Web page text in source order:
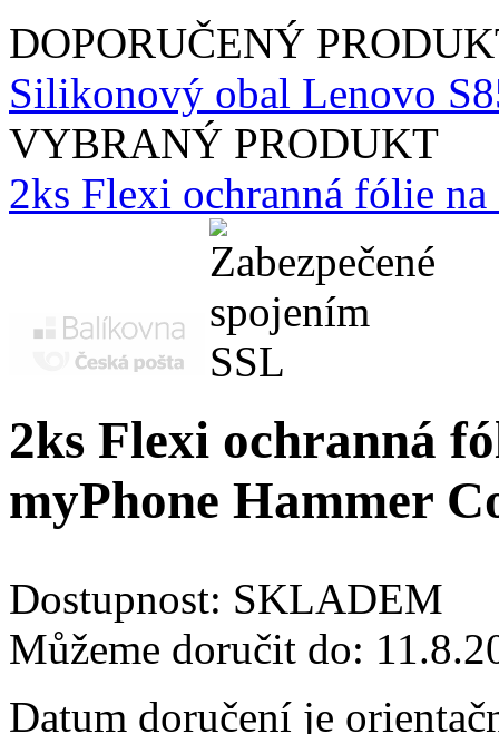
DOPORUČENÝ
Silikonový obal Lenovo
VYBRANÝ PRODUKT
2ks Flexi ochranná fólie
2ks Flexi ochranná
myPhone Hammer
Dostupnost: SKLADEM
Můžeme doručit do:
Datum doručení je